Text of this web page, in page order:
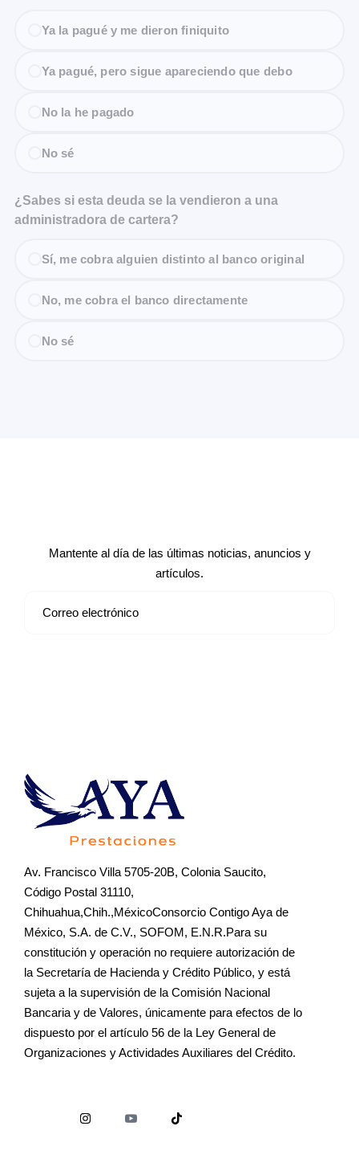
Ya la pagué y me dieron finiquito
Ya pagué, pero sigue apareciendo que debo
No la he pagado
No sé
¿Sabes si esta deuda se la vendieron a una
administradora de cartera?
Sí, me cobra alguien distinto al banco original
No, me cobra el banco directamente
No sé
Mantente al día de las últimas noticias, anuncios y
artículos.
Av. Francisco Villa 5705-20B, Colonia Saucito,
Código Postal 31110,
Chihuahua,Chih.,MéxicoConsorcio Contigo Aya de
México, S.A. de C.V., SOFOM, E.N.R.Para su
constitución y operación no requiere autorización de
la Secretaría de Hacienda y Crédito Público, y está
sujeta a la supervisión de la Comisión Nacional
Bancaria y de Valores, únicamente para efectos de lo
dispuesto por el artículo 56 de la Ley General de
Organizaciones y Actividades Auxiliares del Crédito.